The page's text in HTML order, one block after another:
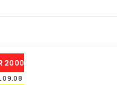
2000
09.08